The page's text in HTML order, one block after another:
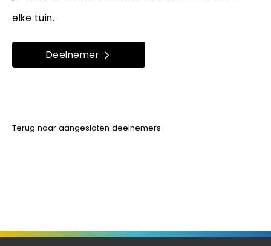
elke tuin.​
Deelnemer
Terug naar aangesloten deelnemers